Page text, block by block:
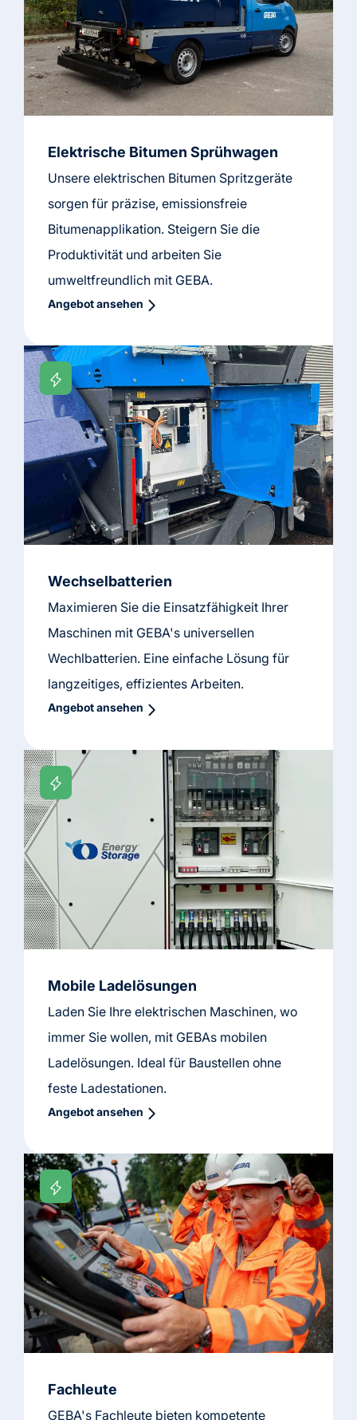
Elektrische Bitumen Sprühwagen
Unsere elektrischen Bitumen Spritzgeräte
sorgen für präzise, emissionsfreie
Bitumenapplikation. Steigern Sie die
Produktivität und arbeiten Sie
umweltfreundlich mit GEBA.
Angebot ansehen
Wechselbatterien
Maximieren Sie die Einsatzfähigkeit Ihrer
Maschinen mit GEBA's universellen
Wechlbatterien. Eine einfache Lösung für
langzeitiges, effizientes Arbeiten.
Angebot ansehen
Mobile Ladelösungen
Laden Sie Ihre elektrischen Maschinen, wo
immer Sie wollen, mit GEBAs mobilen
Ladelösungen. Ideal für Baustellen ohne
feste Ladestationen.
Angebot ansehen
Fachleute
GEBA's Fachleute bieten kompetente